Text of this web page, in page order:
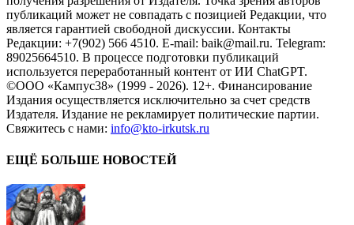
публикаций может не совпадать с позицией Редакции, что
является гарантией свободной дискуссии. Контакты
Редакции: +7(902) 566 4510. E-mail: baik@mail.ru. Telegram:
89025664510. В процессе подготовки публикаций
используется переработанный контент от ИИ ChatGPT.
©ООО «Кампус38» (1999 - 2026). 12+. Финансирование
Издания осуществляется исключительно за счет средств
Издателя. Издание не рекламирует политические партии.
Свяжитесь с нами: info@kto-irkutsk.ru
ЕЩЁ БОЛЬШЕ НОВОСТЕЙ